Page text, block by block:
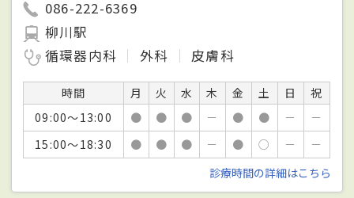
086-222-6369
柳川駅
循環器内科
外科 皮膚科
時間 月 火 水 木 金 土 日
祝
09:00～13:00
● ● ● － ● ● －
－
15:00～18:30
● ● ● － ● ○ －
－
診療時間の詳細はこちら